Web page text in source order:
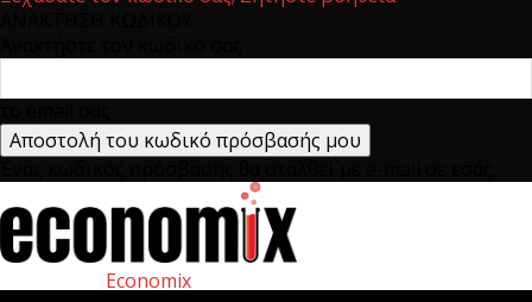
Economix